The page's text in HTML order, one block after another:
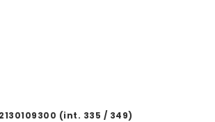
2130109300 (int. 335 / 349)